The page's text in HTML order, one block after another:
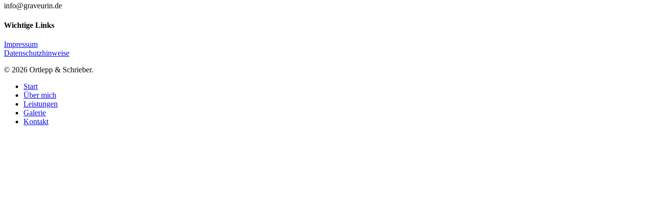
info@graveurin.de
Wichtige Links
Impressum
Datenschutzhinweise
© 2026 Ortlepp & Schrieber.
Close
Menu
Start
Über mich
Leistungen
Galerie
Kontakt